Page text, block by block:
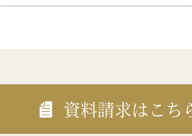
資料請求はこち